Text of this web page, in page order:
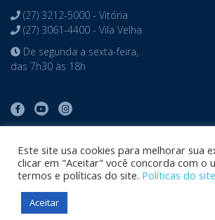
(27) 3212-5000 - Vitória
das 7h30 às 18h
Este site usa cookies para melhorar sua
clicar em "Aceitar" você concorda com o
termos e políticas do site. Políticas do site
Aceitar